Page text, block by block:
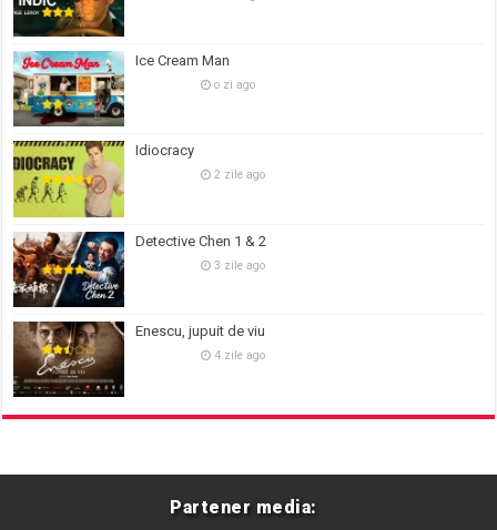
Ice Cream Man
o zi ago
Idiocracy
2 zile ago
Detective Chen 1 & 2
3 zile ago
Enescu, jupuit de viu
4 zile ago
Partener media: